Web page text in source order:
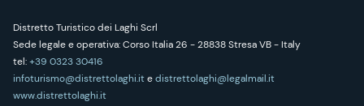
Distretto Turistico dei Laghi Scrl
Sede legale e operativa: Corso Italia 26 - 28838 Stresa VB - Italy
tel:+39 0323 30416
infoturismo@distrettolaghi.itedistrettolaghi@legalmail.it
www.distrettolaghi.it